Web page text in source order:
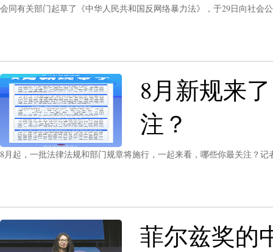
会同有关部门起草了《中华人民共和国反网络暴力法》，于29日向社会
8月新规来
注？
8月起，一批法律法规和部门规章将施行，一起来看，哪些你最关注？
菲尔兹奖的